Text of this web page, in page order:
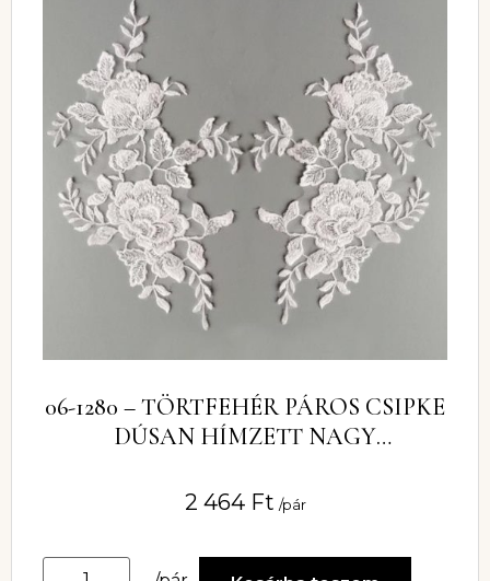
06-1280 – TÖRTFEHÉR PÁROS CSIPKE
DÚSAN HÍMZETT NAGY
2 464 Ft /pár